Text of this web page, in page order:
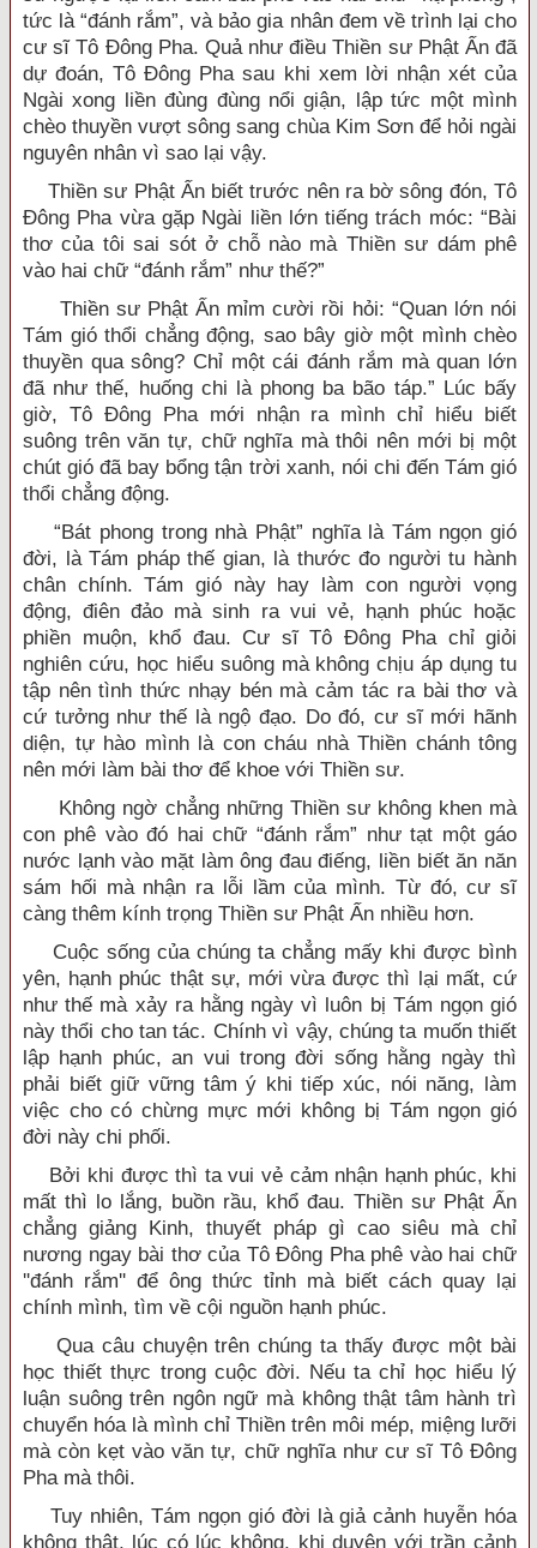
tức là “đánh rắm”, và bảo gia nhân đem về trình lại cho
cư sĩ Tô Đông Pha. Quả như điều Thiền sư Phật Ấn đã
dự đoán, Tô Đông Pha sau khi xem lời nhận xét của
Ngài xong liền đùng đùng nổi giận, lập tức một mình
chèo thuyền vượt sông sang chùa Kim Sơn để hỏi ngài
nguyên nhân vì sao lại vậy.
Thiền sư Phật Ấn biết trước nên ra bờ sông đón, Tô
Đông Pha vừa gặp Ngài liền lớn tiếng trách móc: “Bài
thơ của tôi sai sót ở chỗ nào mà Thiền sư dám phê
vào hai chữ “đánh rắm” như thế?”
Thiền sư Phật Ấn mỉm cười rồi hỏi: “Quan lớn nói
Tám gió thổi chẳng động, sao bây giờ một mình chèo
thuyền qua sông? Chỉ một cái đánh rắm mà quan lớn
đã như thế, huống chi là phong ba bão táp.” Lúc bấy
giờ, Tô Đông Pha mới nhận ra mình chỉ hiểu biết
suông trên văn tự, chữ nghĩa mà thôi nên mới bị một
chút gió đã bay bổng tận trời xanh, nói chi đến Tám gió
thổi chẳng động.
“Bát phong trong nhà Phật” nghĩa là Tám ngọn gió
đời, là Tám pháp thế gian, là thước đo người tu hành
chân chính. Tám gió này hay làm con người vọng
động, điên đảo mà sinh ra vui vẻ, hạnh phúc hoặc
phiền muộn, khổ đau. Cư sĩ Tô Đông Pha chỉ giỏi
nghiên cứu, học hiểu suông mà không chịu áp dụng tu
tập nên tình thức nhạy bén mà cảm tác ra bài thơ và
cứ tưởng như thế là ngộ đạo. Do đó, cư sĩ mới hãnh
diện, tự hào mình là con cháu nhà Thiền chánh tông
nên mới làm bài thơ để khoe với Thiền sư.
Không ngờ chẳng những Thiền sư không khen mà
con phê vào đó hai chữ “đánh rắm” như tạt một gáo
nước lạnh vào mặt làm ông đau điếng, liền biết ăn năn
sám hối mà nhận ra lỗi lầm của mình. Từ đó, cư sĩ
càng thêm kính trọng Thiền sư Phật Ấn nhiều hơn.
Cuộc sống của chúng ta chẳng mấy khi được bình
yên, hạnh phúc thật sự, mới vừa được thì lại mất, cứ
như thế mà xảy ra hằng ngày vì luôn bị Tám ngọn gió
này thổi cho tan tác. Chính vì vậy, chúng ta muốn thiết
lập hạnh phúc, an vui trong đời sống hằng ngày thì
phải biết giữ vững tâm ý khi tiếp xúc, nói năng, làm
việc cho có chừng mực mới không bị Tám ngọn gió
đời này chi phối.
Bởi khi được thì ta vui vẻ cảm nhận hạnh phúc, khi
mất thì lo lắng, buồn rầu, khổ đau. Thiền sư Phật Ấn
chẳng giảng Kinh, thuyết pháp gì cao siêu mà chỉ
nương ngay bài thơ của Tô Đông Pha phê vào hai chữ
''đánh rắm'' để ông thức tỉnh mà biết cách quay lại
chính mình, tìm về cội nguồn hạnh phúc.
Qua câu chuyện trên chúng ta thấy được một bài
học thiết thực trong cuộc đời. Nếu ta chỉ học hiểu lý
luận suông trên ngôn ngữ mà không thật tâm hành trì
chuyển hóa là mình chỉ Thiền trên môi mép, miệng lưỡi
mà còn kẹt vào văn tự, chữ nghĩa như cư sĩ Tô Đông
Pha mà thôi.
Tuy nhiên, Tám ngọn gió đời là giả cảnh huyễn hóa
không thật, lúc có lúc không, khi duyên với trần cảnh